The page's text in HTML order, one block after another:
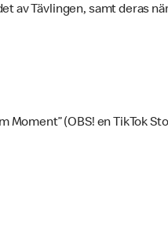
av Tävlingen, samt deras
(OBS! en TikTok